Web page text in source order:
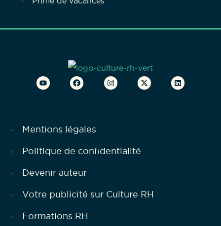
Mentions légales
Politique de confidentialité
Devenir auteur
Votre publicité sur Culture RH
Formations RH